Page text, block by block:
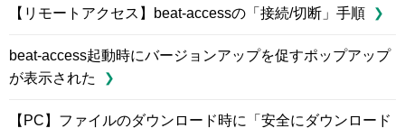
【リモートアクセス】beat-accessの「接続/切断」手順
beat-access起動時にバージョンアップを促すポップアップ
が表示された
【PC】ファイルのダウンロード時に「安全にダウンロード